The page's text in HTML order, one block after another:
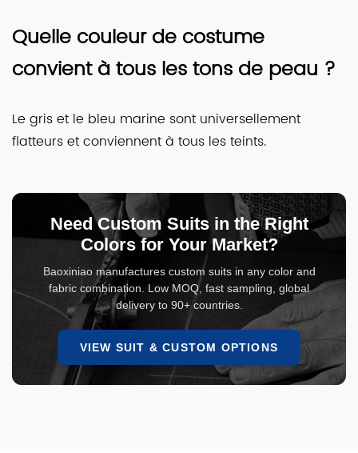
Quelle couleur de costume
convient à tous les tons de peau ?
Le gris et le bleu marine sont universellement
flatteurs et conviennent à tous les teints.
Need Custom Suits in the Right
Colors for Your Market?
Baoxiniao manufactures custom suits in any color and
fabric combination. Low MOQ, fast sampling, global
delivery to 90+ countries.
VIEW SUIT & CUSTOM OPTIONS